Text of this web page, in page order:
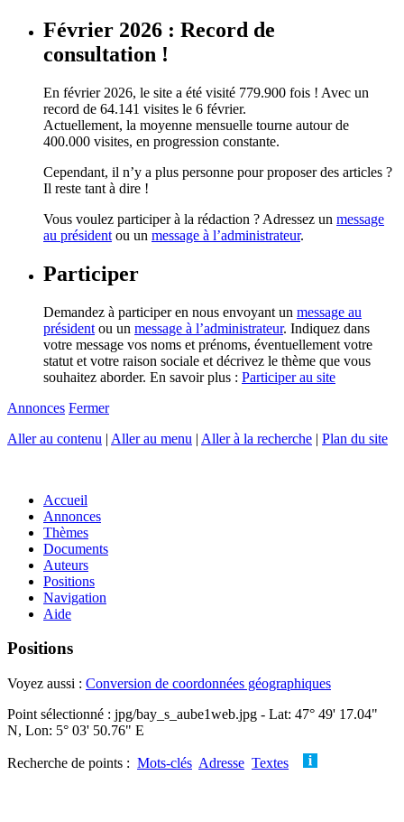
Février 2026 : Record de
consultation !
En février 2026, le site a été visité 779.900 fois ! Avec un
record de 64.141 visites le 6 février.
Actuellement, la moyenne mensuelle tourne autour de
400.000 visites, en progression constante.
Cependant, il n’y a plus personne pour proposer des articles ?
Il reste tant à dire !
Vous voulez participer à la rédaction ? Adressez un message
au président ou un message à l’administrateur.
Participer
Demandez à participer en nous envoyant un message au
président ou un message à l’administrateur. Indiquez dans
votre message vos noms et prénoms, éventuellement votre
statut et votre raison sociale et décrivez le thème que vous
souhaitez aborder. En savoir plus : Participer au site
Annonces Fermer
Aller au contenu | Aller au menu | Aller à la recherche | Plan du site
Accueil
Annonces
Thèmes
Documents
Auteurs
Positions
Navigation
Aide
Positions
Voyez aussi : Conversion de coordonnées géographiques
Point sélectionné : jpg/bay_s_aube1web.jpg - Lat: 47° 49' 17.04"
N, Lon: 5° 03' 50.76" E
Recherche de points : Mots-clés Adresse Textes